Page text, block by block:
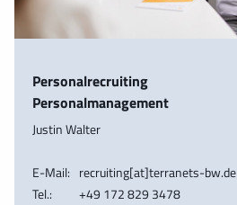
Personalrecruiting
Personalmanagement
Justin Walter
E-Mail: recruiting[at]terranets-bw.de
Tel.:
+49 172 829 3478